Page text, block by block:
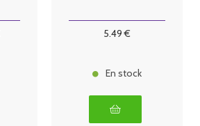
5.49 €
En stock